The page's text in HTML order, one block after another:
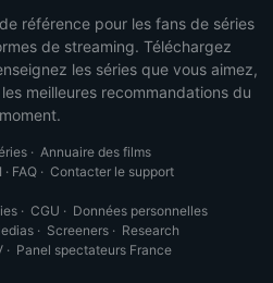
référence pour les fans de séries
de streaming. Téléchargez
les séries que vous aimez,
meilleures recommandations du
moment.
· Annuaire des films
· FAQ · Contacter le support
· CGU · Données personnelles
· Screeners· Research
· Panel spectateurs France